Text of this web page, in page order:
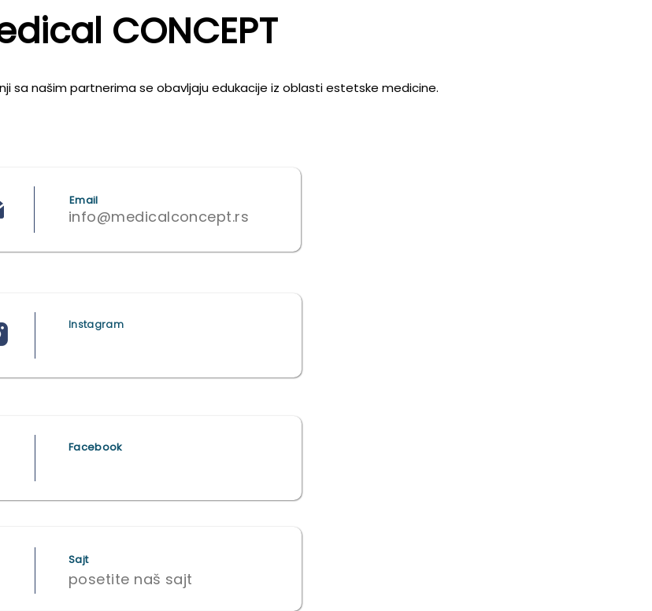
CONCEPT
sa našim partnerima se obavljaju edukacije iz oblasti estetske medicine.
info@medicalconcept.rs
Email
Instagram
Facebook
posetite naš sajt
Sajt